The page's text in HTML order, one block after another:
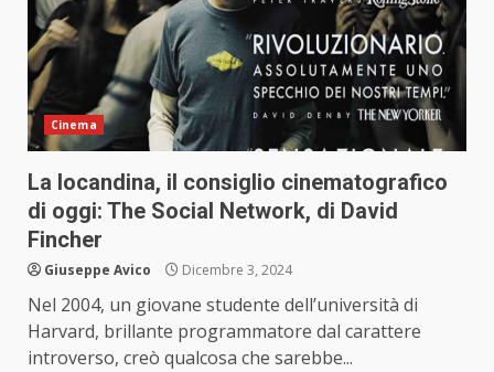
Cinema
La locandina, il consiglio cinematografico
di oggi: The Social Network, di David
Fincher
Giuseppe Avico Dicembre 3, 2024
Nel 2004, un giovane studente dell’università di
Harvard, brillante programmatore dal carattere
introverso, creò qualcosa che sarebbe...